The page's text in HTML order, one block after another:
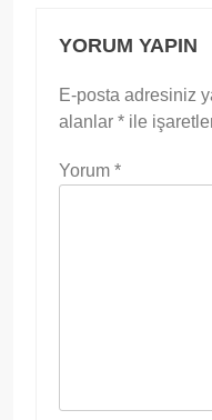
YORUM YAPIN
E-posta adresiniz
alanlar * ile
Yorum *